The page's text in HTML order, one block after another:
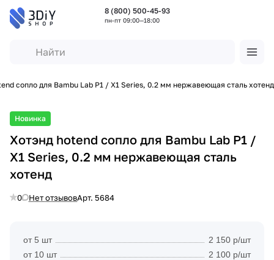
8 (800) 500-45-93
пн-пт 09:00—18:00
сопло для Bambu Lab P1 / X1 Series, 0.2 мм нержавеющая сталь хотенд
Новинка
Хотэнд hotend сопло для Bambu Lab P1 /
X1 Series, 0.2 мм нержавеющая сталь
хотенд
0 Нет отзывовАрт. 5684
от 5 шт
2 150 р/шт
от 10 шт
2 100 р/шт